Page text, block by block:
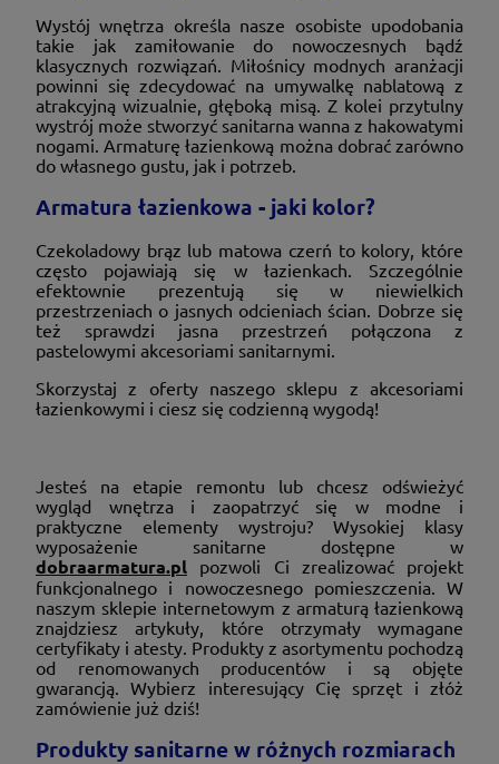
Wystój wnętrza określa nasze osobiste upodobania
takie jak zamiłowanie do nowoczesnych bądź
klasycznych rozwiązań. Miłośnicy modnych aranżacji
powinni się zdecydować na umywalkę nablatową z
atrakcyjną wizualnie, głęboką misą. Z kolei przytulny
wystrój może stworzyć sanitarna wanna z hakowatymi
nogami. Armaturę łazienkową można dobrać zarówno
do własnego gustu, jak i potrzeb.
Armatura łazienkowa - jaki kolor?
Czekoladowy brąz lub matowa czerń to kolory, które
często pojawiają się w łazienkach. Szczególnie
efektownie prezentują się w niewielkich
przestrzeniach o jasnych odcieniach ścian. Dobrze się
też sprawdzi jasna przestrzeń połączona z
pastelowymi akcesoriami sanitarnymi.
Skorzystaj z oferty naszego sklepu z akcesoriami
łazienkowymi i ciesz się codzienną wygodą!
Jesteś na etapie remontu lub chcesz odświeżyć
wygląd wnętrza i zaopatrzyć się w modne i
praktyczne elementy wystroju? Wysokiej klasy
wyposażenie sanitarne dostępne w
dobraarmatura.pl pozwoli Ci zrealizować projekt
funkcjonalnego i nowoczesnego pomieszczenia. W
naszym sklepie internetowym z armaturą łazienkową
znajdziesz artykuły, które otrzymały wymagane
certyfikaty i atesty. Produkty z asortymentu pochodzą
od renomowanych producentów i są objęte
gwarancją. Wybierz interesujący Cię sprzęt i złóż
zamówienie już dziś!
Produkty sanitarne w różnych rozmiarach